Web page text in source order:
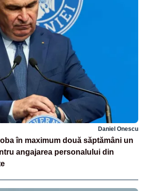
Daniel Onescu
în maximum două săptămâni un
angajarea personalului din